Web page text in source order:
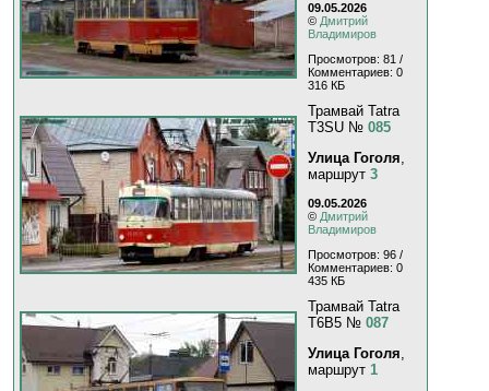
09.05.2026
© Дмитрий
Владимиров
Просмотров: 81 /
Комментариев: 0
316 КБ
Трамвай Tatra
T3SU № 085
Улица Гоголя,
маршрут 3
09.05.2026
© Дмитрий
Владимиров
Просмотров: 96 /
Комментариев: 0
435 КБ
Трамвай Tatra
T6B5 № 087
Улица Гоголя,
маршрут 1